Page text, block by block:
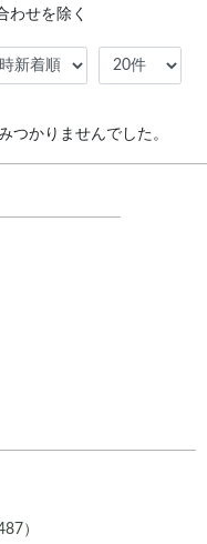
わせを除く
つかりませんでした。
）